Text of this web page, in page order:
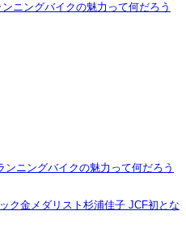
ニングバイクの魅力って何だろう
ニングバイクの魅力って何だろう
ク金メダリスト杉浦佳子 JCF初とな